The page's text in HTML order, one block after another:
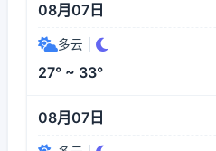
08月07日
多云
27° ~ 33°
08月07日